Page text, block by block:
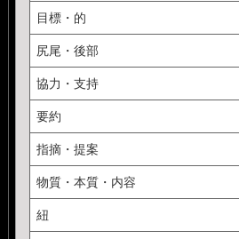
目標・的
尻尾・後部
協力・支持
要約
指摘・提案
物質・本質・内容
紐